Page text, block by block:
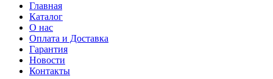
Главная
Каталог
О нас
Оплата и Доставка
Гарантия
Новости
Контакты